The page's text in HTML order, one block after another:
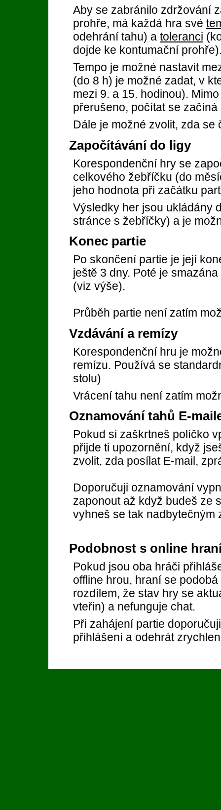
Aby se zabránilo zdržování
prohře, má každá hra své
odehrání tahu) a toleranci
dojde ke kontumační
Tempo je možné nastavit
(do 8 h) je možné zadat, v
mezi 9. a 15. hodinou).
přerušeno, počítat se
Dále je možné zvolit, zda
Započítávání do ligy
Korespondenční hry se
celkového žebříčku (do
jeho hodnota při začátku
Výsledky her jsou ukládány
stránce s žebříčky) a je
Konec partie
Po skončení partie je její
ještě 3 dny. Poté je
(viz výše).
Průběh partie není zatím
Vzdávání a remízy
Korespondenční hru je
remízu. Používá se
stolu)
Vrácení tahu není zatím
Oznamování tahů E-
Pokud si zaškrtneš políčko
přijde ti upozornění, když
zvolit, zda posílat E-mail,
Doporučuji oznamování
zaponout až když budeš ze
vyhneš se tak nadbytečným
Podobnost s online
Pokud jsou oba hráči
offline hrou, hraní se
rozdílem, že stav hry se
vteřin) a nefunguje chat.
Při zahájení partie
přihlášení a odehrát